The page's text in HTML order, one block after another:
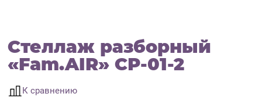
Стеллаж разборный
«Fam.AIR» СР-01-2
К сравнению